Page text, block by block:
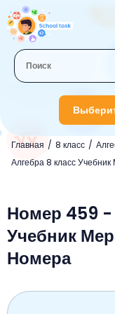
Главная 8 класс
Алгебра 8 класс
1 класс
3 класс
4 класс
Номер 459 -
Учебник
Номера